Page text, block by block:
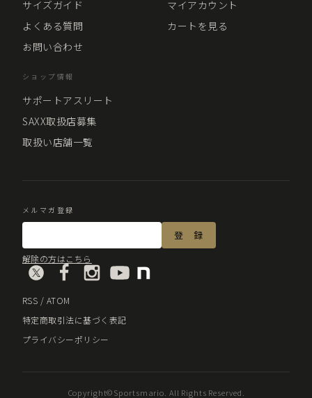
サイズガイド
よくある質問
お問い合わせ
マイアカウント
カートを見る
ショップ情報
サポートアスリート
SAXX取扱店募集
取扱い店舗一覧
メルマガ登録
解除の方はこちら
RSS / ATOM
特定商取引法に基づく表記
プライバシーポリシー
Copyright©Sportsmario. All Rights Reserved.